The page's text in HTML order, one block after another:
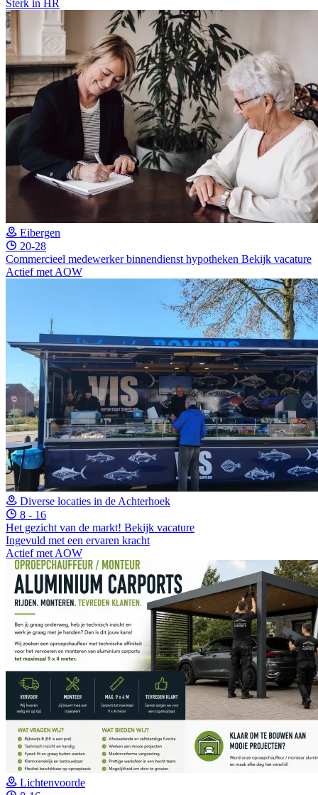
Sterk in HR
Eibergen
20-28
Commercieel medewerker binnendienst hypotheken Bekijk vacature
Actief met AOW
Diverse locaties in de Achterhoek
8 - 16
Het gezicht van de markt! Bekijk vacature
Ingevuld met een ervaren kracht
Actief met AOW
Lichtenvoorde